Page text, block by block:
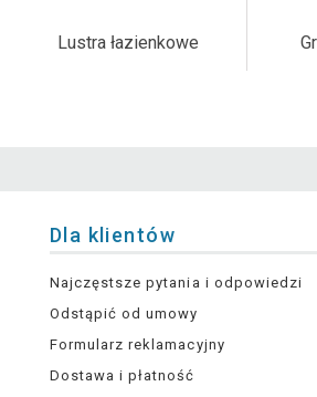
Lustra łazienkowe
Dla klientów
Najczęstsze pytania i odpowiedzi
Odstąpić od umowy
Formularz reklamacyjny
Dostawa i płatność